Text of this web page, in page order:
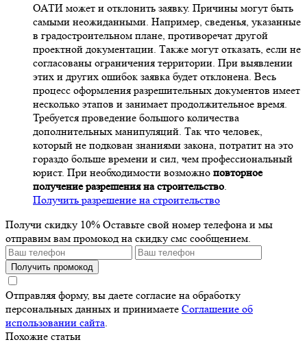
ОАТИ может и отклонить заявку. Причины могут быть
самыми неожиданными. Например, сведенья, указанные
в градостроительном плане, противоречат другой
проектной документации. Также могут отказать, если не
согласованы ограничения территории. При выявлении
этих и других ошибок заявка будет отклонена. Весь
процесс оформления разрешительных документов имеет
несколько этапов и занимает продолжительное время.
Требуется проведение большого количества
дополнительных манипуляций. Так что человек,
который не подкован знаниями закона, потратит на это
гораздо больше времени и сил, чем профессиональный
юрист. При необходимости возможно повторное
получение разрешения на строительство
Получить разрешение на строительство
Получи скидку 10% Оставьте свой номер телефона и мы
отправим вам промокод на скидку смс сообщением.
Получить промокод
Отправляя форму, вы даете согласие на обработку
персональных данных и принимаете Соглашение об
использовании сайта
Похожие статьи